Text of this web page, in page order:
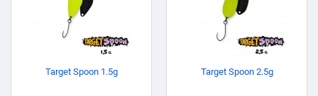
Target Spoon 1.5g Target Spoon 2.5g